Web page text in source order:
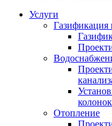
Услуги
Газификация
колонок
Отопление